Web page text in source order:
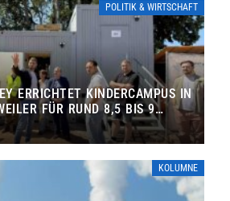
POLITIK & WIRTSCHAFT
ERRICHTET KINDERCAMPUS IN
FÜR RUND 8,5 BIS 9
KOLUMNE